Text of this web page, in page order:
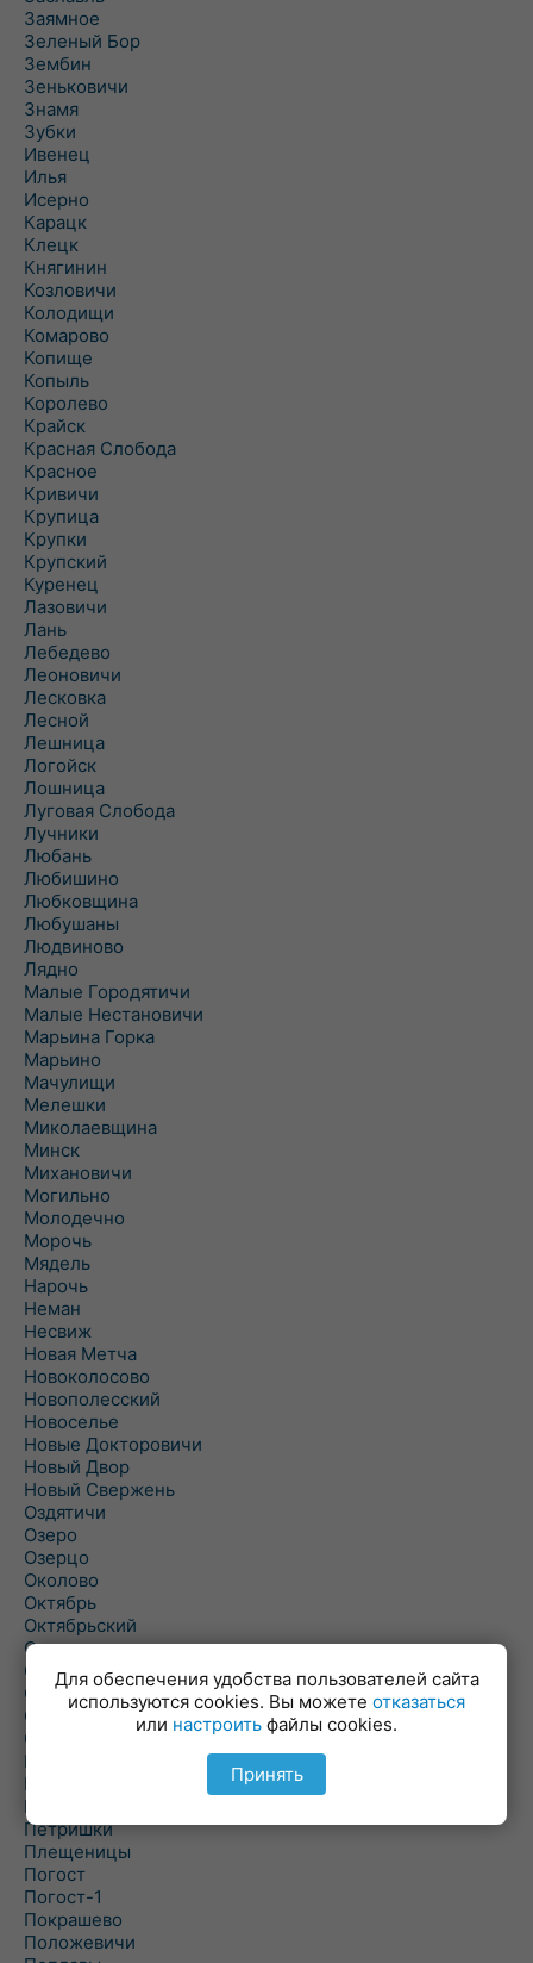
Заямное
Зеленый Бор
Зембин
Зеньковичи
Знамя
Зубки
Ивенец
Илья
Исерно
Карацк
Клецк
Княгинин
Козловичи
Колодищи
Комарово
Копище
Копыль
Королево
Крайск
Красная Слобода
Красное
Кривичи
Крупица
Крупки
Крупский
Куренец
Лазовичи
Лань
Лебедево
Леоновичи
Лесковка
Лесной
Лешница
Логойск
Лошница
Луговая Слобода
Лучники
Любань
Любишино
Любковщина
Любушаны
Людвиново
Лядно
Малые Городятичи
Малые Нестановичи
Марьина Горка
Марьино
Мачулищи
Мелешки
Миколаевщина
Минск
Михановичи
Могильно
Молодечно
Морочь
Мядель
Нарочь
Неман
Несвиж
Новая Метча
Новоколосово
Новополесский
Новоселье
Новые Докторовичи
Новый Двор
Новый Свержень
Оздятичи
Озеро
Озерцо
Околово
Октябрь
Октябрьский
Олехновичи
Омговичи
Оношки
Осовец
Острошицкий Городок
Пасека
Пастовичи
Першаи
Петришки
Плещеницы
Погост
Погост-1
Покрашево
Положевичи
Для обеспечения удобства пользователей сайта
используются cookies. Вы можете отказаться
или настроить файлы cookies.
Принять